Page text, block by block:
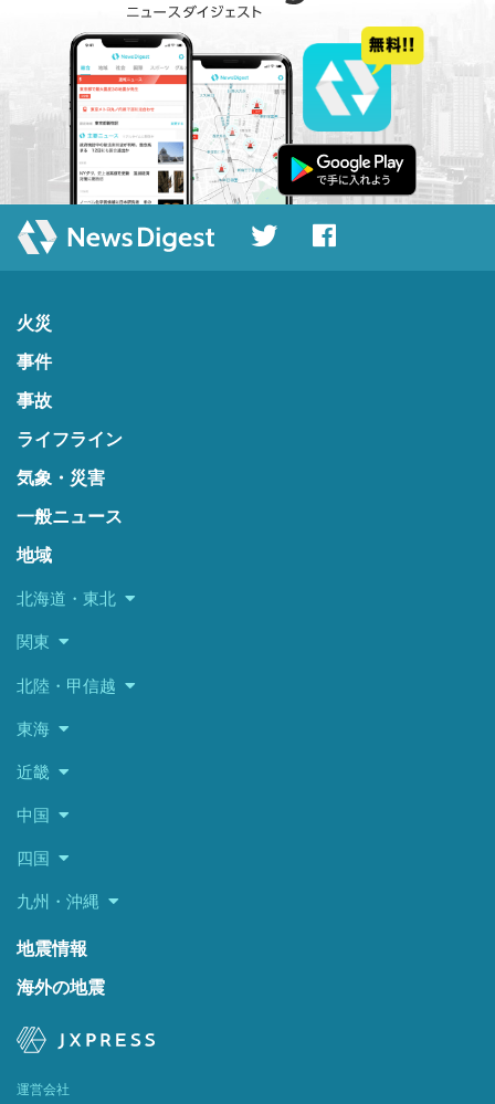
火災
事件
事故
ライフライン
気象・災害
一般ニュース
地域
北海道・東北
関東
北陸・甲信越
東海
近畿
中国
四国
九州・沖縄
地震情報
海外の地震
運営会社